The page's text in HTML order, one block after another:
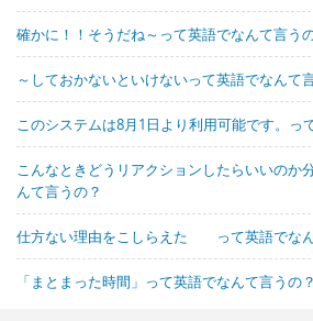
確かに！！そうだね～って英語でなんて言う
～しておかないといけないって英語でなんて
このシステムは8月1日より利用可能です。っ
こんなときどうリアクションしたらいいのか
んて言うの？
仕方ない理由をこしらえた って英語でな
「まとまった時間」って英語でなんて言うの？